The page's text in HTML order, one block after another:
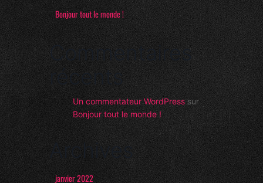
Bonjour tout le monde !
Commentaires
récents
Un commentateur WordPresssur
Bonjour tout le monde !
Archives
janvier 2022